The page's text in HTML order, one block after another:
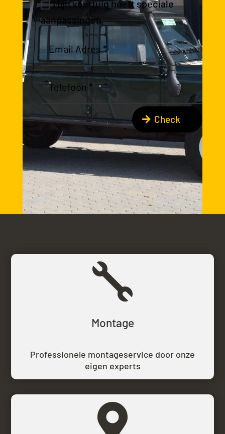
Mijn voertuig heeft speciale
aanpassingen
Check

Montage
Professionele montageservice door onze
eigen experts
